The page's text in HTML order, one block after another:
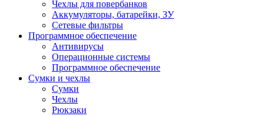
Чехлы для повербанков
Аккумуляторы, батарейки, ЗУ
Сетевые фильтры
Программное обеспечение
Антивирусы
Операционные системы
Программное обеспечение
Сумки и чехлы
Сумки
Чехлы
Рюкзаки